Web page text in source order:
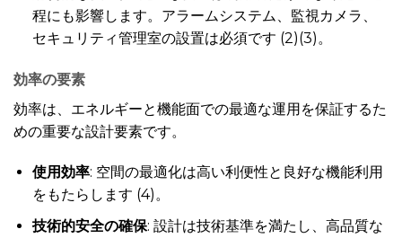
程にも影響します。アラームシステム、監視カメラ、
セキュリティ管理室の設置は必須です (2)(3)。
効率の要素
効率は、エネルギーと機能面での最適な運用を保証するた
めの重要な設計要素です。
使用効率: 空間の最適化は高い利便性と良好な機能利用
をもたらします (4)。
技術的安全の確保: 設計は技術基準を満たし、高品質な